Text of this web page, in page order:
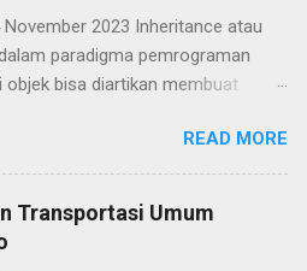
November 2023 Inheritance atau
paradigma pemrograman
objek bisa diartikan membuat
ditiru (class induk / parent /
ada class hasil tiruan / hasil
child / subclass). Subclass akan
dan method-method yang ada
READ MORE
Transportasi Umum